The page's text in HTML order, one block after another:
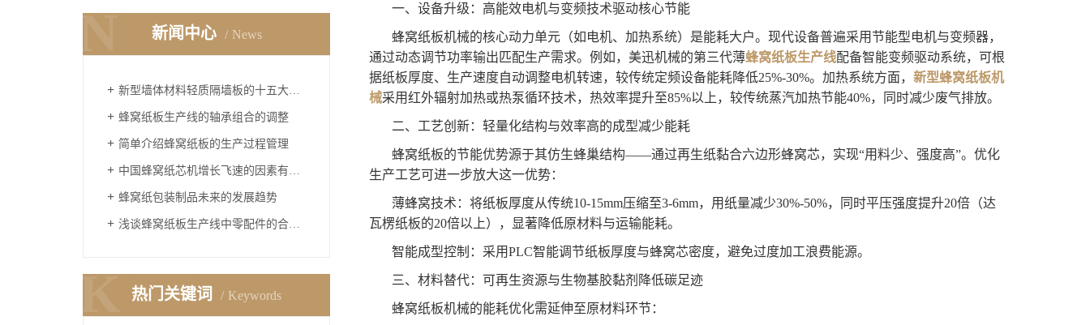
新闻中心 News
N
新型墙体材料轻质隔墙板的十五大优点
蜂窝纸板生产线的轴承组合的调整
简单介绍蜂窝纸板的生产过程管理
中国蜂窝纸芯机增长飞速的因素有哪些
蜂窝纸包装制品未来的发展趋势
浅谈蜂窝纸板生产线中零配件的合理采购
热门关键词 Keywords
K
一、设备升级：高能效电机与变频技术驱动核心节能
蜂窝纸板机械的核心动力单元（如电机、加热系统）是能耗大户。现代设备普遍采用节能型电机与变频器，
通过动态调节功率输出匹配生产需求。例如，美迅机械的第三代薄蜂窝纸板生产线配备智能变频驱动系统，可根
据纸板厚度、生产速度自动调整电机转速，较传统定频设备能耗降低25%-30%。加热系统方面， 新型蜂窝纸板机
械采用红外辐射加热或热泵循环技术，热效率提升至85%以上，较传统蒸汽加热节能40%，同时减少废气排放。
二、工艺创新：轻量化结构与效率高的成型减少能耗
蜂窝纸板的节能优势源于其仿生蜂巢结构——通过再生纸黏合六边形蜂窝芯，实现“用料少、强度高”。优化
生产工艺可进一步放大这一优势：
薄蜂窝技术：将纸板厚度从传统10-15mm压缩至3-6mm，用纸量减少30%-50%，同时平压强度提升20倍（达
瓦楞纸板的20倍以上），显著降低原材料与运输能耗。
智能成型控制：采用PLC智能调节纸板厚度与蜂窝芯密度，避免过度加工浪费能源。
三、材料替代：可再生资源与生物基胶黏剂降低碳足迹
蜂窝纸板机械的能耗优化需延伸至原材料环节：